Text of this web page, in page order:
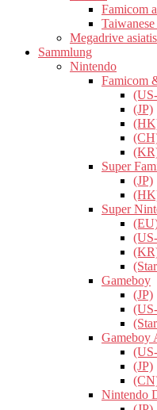
Famicom
Megadrive
Sammlung
Nintendo
Famicom
(JP)
Super
(JP)
Super
Gameboy
(JP)
Gameboy
(JP)
Nintendo